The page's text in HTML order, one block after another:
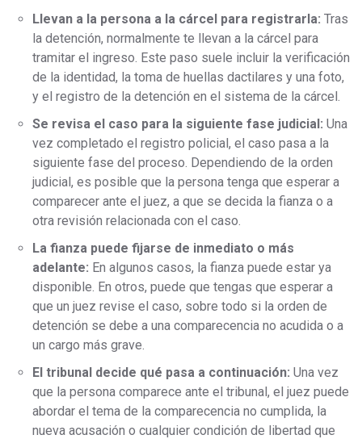
Llevan a la persona a la cárcel para registrarla: Tras
la detención, normalmente te llevan a la cárcel para
tramitar el ingreso. Este paso suele incluir la verificación
de la identidad, la toma de huellas dactilares y una foto,
y el registro de la detención en el sistema de la cárcel.
Se revisa el caso para la siguiente fase judicial: Una
vez completado el registro policial, el caso pasa a la
siguiente fase del proceso. Dependiendo de la orden
judicial, es posible que la persona tenga que esperar a
comparecer ante el juez, a que se decida la fianza o a
otra revisión relacionada con el caso.
La fianza puede fijarse de inmediato o más
adelante: En algunos casos, la fianza puede estar ya
disponible. En otros, puede que tengas que esperar a
que un juez revise el caso, sobre todo si la orden de
detención se debe a una comparecencia no acudida o a
un cargo más grave.
El tribunal decide qué pasa a continuación: Una vez
que la persona comparece ante el tribunal, el juez puede
abordar el tema de la comparecencia no cumplida, la
nueva acusación o cualquier condición de libertad que